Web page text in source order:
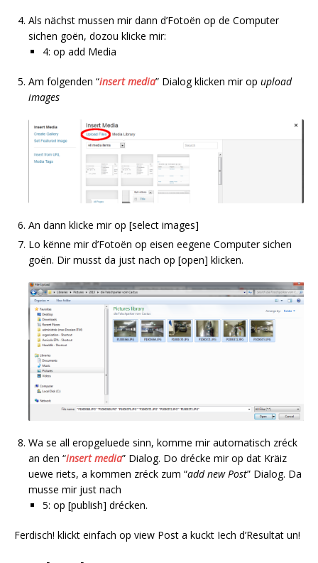
Als nächst mussen mir dann d’Fotoën op de Computer
sichen goën, dozou klicke mir:
4: op add Media
Am folgenden “insert media” Dialog klicken mir op upload
images
An dann klicke mir op [select images]
Lo kënne mir d’Fotoën op eisen eegene Computer sichen
goën. Dir musst da just nach op [open] klicken.
Wa se all eropgeluede sinn, komme mir automatisch zréck
an den “insert media” Dialog. Do drécke mir op dat Kräiz
uewe riets, a kommen zréck zum “add new Post” Dialog. Da
musse mir just nach
5: op [publish] drécken.
Ferdisch! klickt einfach op view Post a kuckt Iech d’Resultat un!